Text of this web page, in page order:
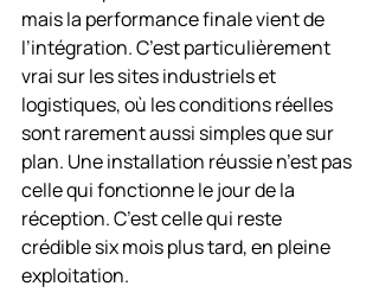
mais la performance finale vient de
l’intégration. C’est particulièrement
vrai sur les sites industriels et
logistiques, où les conditions réelles
sont rarement aussi simples que sur
plan. Une installation réussie n’est pas
celle qui fonctionne le jour de la
réception. C’est celle qui reste
crédible six mois plus tard, en pleine
exploitation.